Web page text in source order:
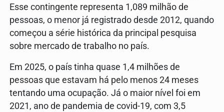
Esse contingente representa 1,089 milhão de
pessoas, o menor já registrado desde 2012, quando
começou a série histórica da principal pesquisa
sobre mercado de trabalho no país.
Em 2025, o país tinha quase 1,4 milhões de
pessoas que estavam há pelo menos 24 meses
tentando uma ocupação. Já o maior nível foi em
2021, ano de pandemia de covid-19, com 3,5